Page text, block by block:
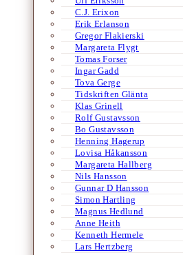
C.J. Erixon
Erik Erlanson
Gregor Flakierski
Margareta Flygt
Tomas Forser
Ingar Gadd
Tova Gerge
Tidskriften Glänta
Klas Grinell
Rolf Gustavsson
Bo Gustavsson
Henning Hagerup
Lovisa Håkansson
Margareta Hallberg
Nils Hansson
Gunnar D Hansson
Simon Hartling
Magnus Hedlund
Anne Heith
Kenneth Hermele
Lars Hertzberg